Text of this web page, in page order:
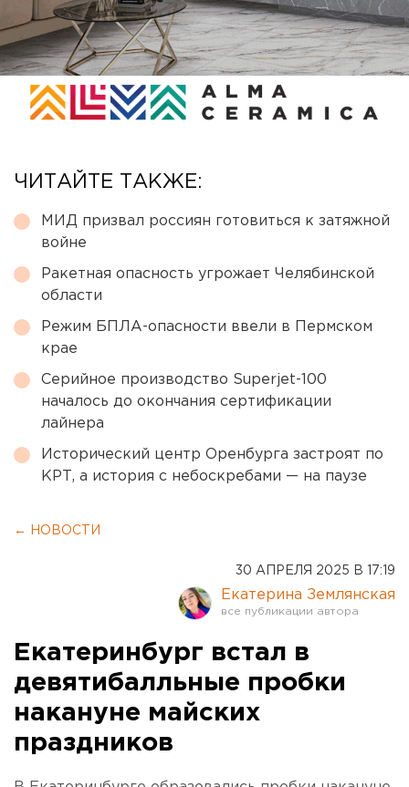
ЧИТАЙТЕ ТАКЖЕ:
МИД призвал россиян готовиться к затяжной
войне
Ракетная опасность угрожает Челябинской
области
Режим БПЛА-опасности ввели в Пермском
крае
Серийное производство Superjet-100
началось до окончания сертификации
лайнера
Исторический центр Оренбурга застроят по
КРТ, а история с небоскребами — на паузе
← НОВОСТИ
30 АПРЕЛЯ 2025 В 17:19
Екатерина Землянская
Екатеринбург встал в
девятибалльные пробки
накануне майских
праздников